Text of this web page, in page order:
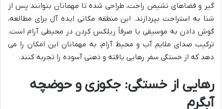
گیر و فضاهای نشیمن راحت، طراحی شده تا مهمانان بتوانند پس از
شنا به استراحت بپردازند. این منطقه مکانی ایده آل برای مطالعه،
گوش دادن به موسیقی یا صرفاً ریلکس کردن در محیطی آرام است.
ترکیب صدای ملایم آب و محیط آرام، به مهمانان این امکان را می
دهد که از خستگی سفر رهایی یافته و ذهنی آسوده را تجربه کنند.
رهایی از خستگی: جکوزی و حوضچه
آبگرم